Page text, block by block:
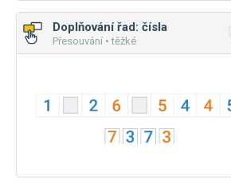
Doplňování řad: čísla
Přesouvání • těžké